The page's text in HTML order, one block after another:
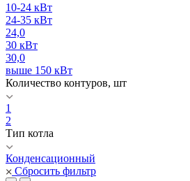
10-24 кВт
24-35 кВт
24,0
30 кВт
30,0
выше 150 кВт
Количество контуров, шт
1
2
Тип котла
Конденсационный
Сбросить фильтр